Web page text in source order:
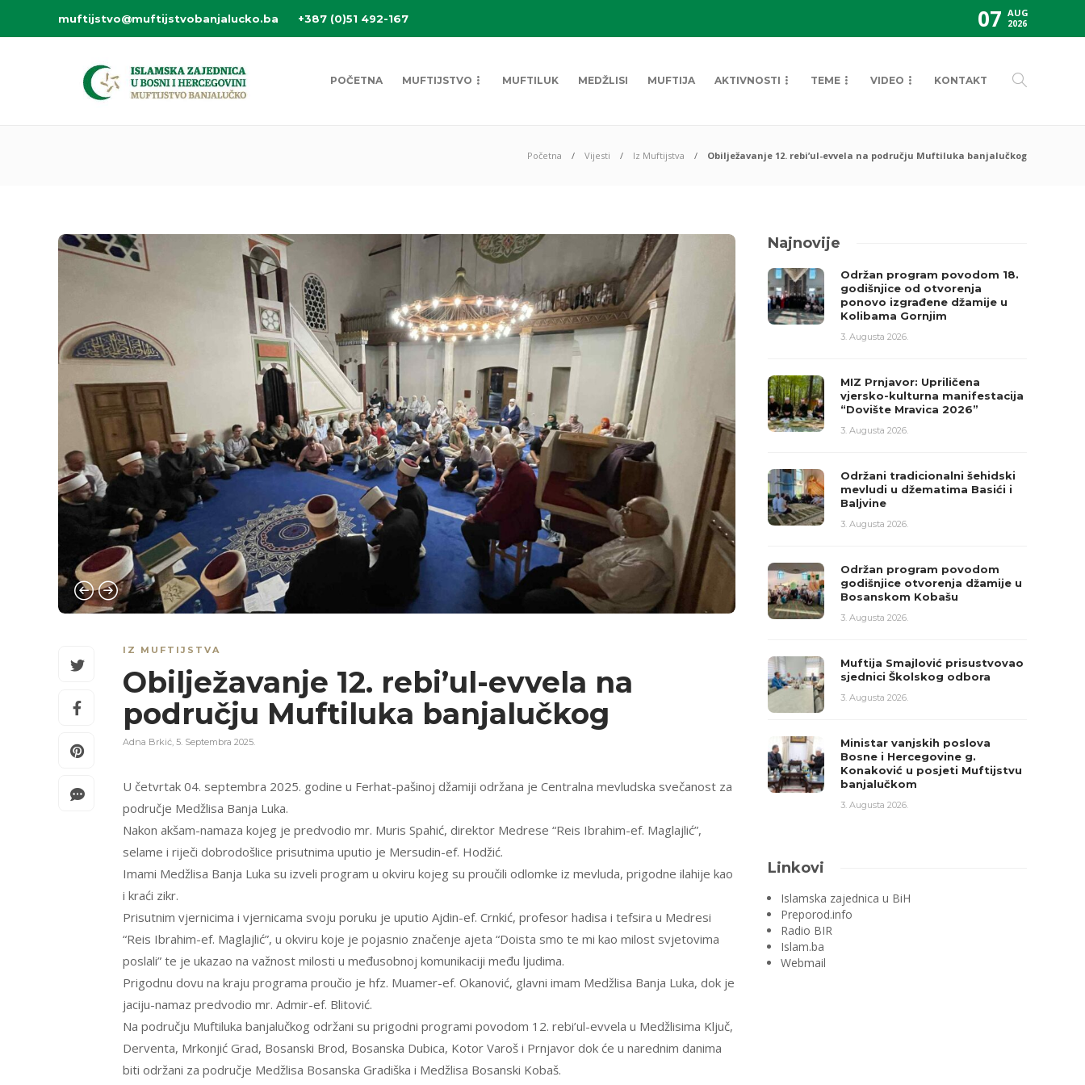
muftijstvo@muftijstvobanjalucko.ba +387 (0)51 492-167 07 AUG
2026
POČETNA MUFTIJSTVO MUFTILUK MEDŽLISI MUFTIJA AKTIVNOSTI TEME VIDEO KONTAKT
Početna Vijesti Iz Muftijstva Obilježavanje 12. rebi’ul-evvela na području Muftiluka banjalučkog
IZ MUFTIJSTVA
Obilježavanje 12. rebi’ul-evvela na
području Muftiluka banjalučkog
Adna Brkić, 5. Septembra 2025.
U četvrtak 04. septembra 2025. godine u Ferhat-pašinoj džamiji održana je Centralna mevludska svečanost za
područje Medžlisa Banja Luka.
Nakon akšam-namaza kojeg je predvodio mr. Muris Spahić, direktor Medrese “Reis Ibrahim-ef. Maglajlić”,
selame i riječi dobrodošlice prisutnima uputio je Mersudin-ef. Hodžić.
Imami Medžlisa Banja Luka su izveli program u okviru kojeg su proučili odlomke iz mevluda, prigodne ilahije kao
i kraći zikr.
Prisutnim vjernicima i vjernicama svoju poruku je uputio Ajdin-ef. Crnkić, profesor hadisa i tefsira u Medresi
“Reis Ibrahim-ef. Maglajlić”, u okviru koje je pojasnio značenje ajeta “Doista smo te mi kao milost svjetovima
poslali” te je ukazao na važnost milosti u međusobnoj komunikaciji među ljudima.
Prigodnu dovu na kraju programa proučio je hfz. Muamer-ef. Okanović, glavni imam Medžlisa Banja Luka, dok je
jaciju-namaz predvodio mr. Admir-ef. Blitović.
Na području Muftiluka banjalučkog održani su prigodni programi povodom 12. rebi’ul-evvela u Medžlisima Ključ,
Derventa, Mrkonjić Grad, Bosanski Brod, Bosanska Dubica, Kotor Varoš i Prnjavor dok će u narednim danima
biti održani za područje Medžlisa Bosanska Gradiška i Medžlisa Bosanski Kobaš.
Najnovije
Održan program povodom 18.
godišnjice od otvorenja
ponovo izgrađene džamije u
Kolibama Gornjim
3. Augusta 2026.
MIZ Prnjavor: Upriličena
vjersko-kulturna manifestacija
“Dovište Mravica 2026”
3. Augusta 2026.
Održani tradicionalni šehidski
mevludi u džematima Basići i
Baljvine
3. Augusta 2026.
Održan program povodom
godišnjice otvorenja džamije u
Bosanskom Kobašu
3. Augusta 2026.
Muftija Smajlović prisustvovao
sjednici Školskog odbora
3. Augusta 2026.
Ministar vanjskih poslova
Bosne i Hercegovine g.
Konaković u posjeti Muftijstvu
banjalučkom
3. Augusta 2026.
Linkovi
Islamska zajednica u BiH
Preporod.info
Radio BIR
Islam.ba
Webmail